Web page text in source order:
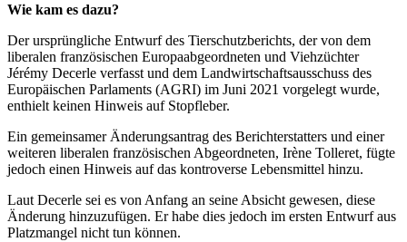
Wie kam es dazu?
Der ursprüngliche Entwurf des Tierschutzberichts, der von dem
liberalen französischen Europaabgeordneten und Viehzüchter
Jérémy Decerle verfasst und dem Landwirtschaftsausschuss des
Europäischen Parlaments (AGRI) im Juni 2021 vorgelegt wurde,
enthielt keinen Hinweis auf Stopfleber.
Ein gemeinsamer Änderungsantrag des Berichterstatters und einer
weiteren liberalen französischen Abgeordneten, Irène Tolleret, fügte
jedoch einen Hinweis auf das kontroverse Lebensmittel hinzu.
Laut Decerle sei es von Anfang an seine Absicht gewesen, diese
Änderung hinzuzufügen. Er habe dies jedoch im ersten Entwurf aus
Platzmangel nicht tun können.